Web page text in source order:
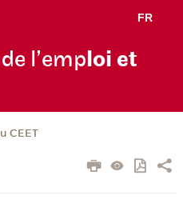
FR
l’emploi et
CEET